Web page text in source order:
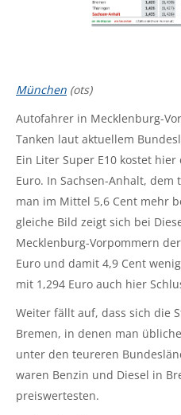
München (ots)
Autofahrer in Mecklenburg-
Tanken laut aktuellem
Ein Liter Super E10 kostet
Euro. In Sachsen-Anhalt,
man im Mittel 5,6 Cent mehr
gleiche Bild zeigt sich bei
Mecklenburg-Vorpommern
Euro und damit 4,9 Cent
mit 1,294 Euro auch hier
Weiter fällt auf, dass sich die
Bremen, in denen man
unter den teureren
waren Benzin und Diesel in
preiswertesten.